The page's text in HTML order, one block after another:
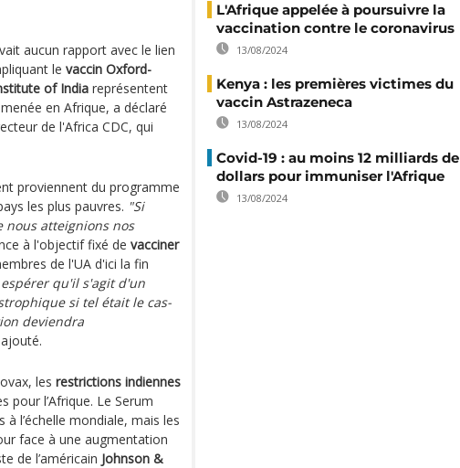
aucun rapport avec le lien
le vaccin Oxford-
of India représentent
en Afrique, a déclaré
de l'Africa CDC, qui
proviennent du programme
les plus pauvres. "Si
nous atteignions nos
à l'objectif fixé de vacciner
de l'UA d'ici la fin
qu'il s'agit d'un
si tel était le cas-
deviendra
les restrictions indiennes
pour l’Afrique. Le Serum
l’échelle mondiale, mais les
face à une augmentation
de l’américain Johnson &
L'Afrique appelée à poursuivre la
vaccination contre le coronavirus
13/08/2024
Kenya : les premières victimes du
vaccin Astrazeneca
13/08/2024
Covid-19 : au moins 12 milliards de
dollars pour immuniser l'Afrique
13/08/2024